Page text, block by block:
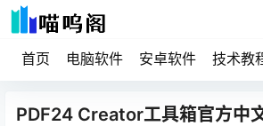
首页 电脑软件 安卓软件 技术教
PDF24 Creator工具箱官方中